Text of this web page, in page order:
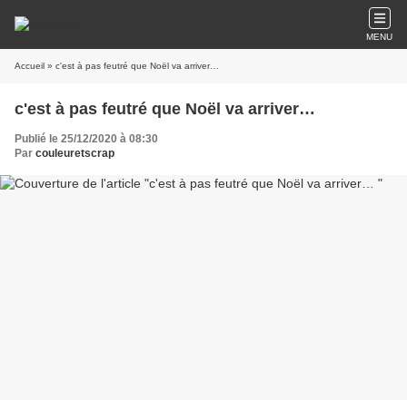
MENU
Accueil » c'est à pas feutré que Noël va arriver…
c'est à pas feutré que Noël va arriver…
Publié le 25/12/2020 à 08:30
Par couleuretscrap